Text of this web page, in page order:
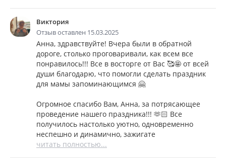
Виктория
Отзыв оставлен 15.03.2025
Анна, здравствуйте! Вчера были в обратной
дороге, столько проговаривали, как всем все
понравилось!!! Все в восторге от Вас 🥰🤩 от всей
души благодарю, что помогли сделать праздник
для мамы запоминающимся 🤗
Огромное спасибо Вам, Анна, за потрясающее
проведение нашего праздника!!! 🫶🏻 Все
получилось настолько уютно, одновременно
неспешно и динамично, зажигате
читать полностью...